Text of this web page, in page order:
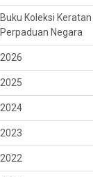
Buku Koleksi
Perpaduan Negara
2026
2025
2024
2023
2022